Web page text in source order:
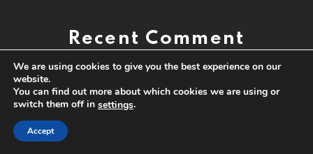
Recent Comment
PERSEKUSHON TA TERMINA DEN KAYA PRINCESS
MARIE KU DETESHON.
We are using cookies to give you the best experience on our
website.
You can find out more about which cookies we are using or
switch them off in settings.
Accept